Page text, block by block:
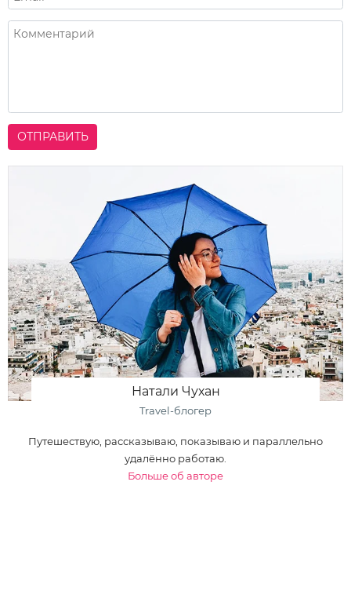
ОТПРАВИТЬ
Натали Чухан
Travel-блогер
Путешествую, рассказываю, показываю и параллельно
удалённо работаю.
Больше об авторе